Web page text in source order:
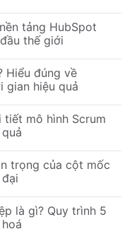
tảng HubSpot
thế giới
Hiểu đúng về
gian hiệu quả
tiết mô hình Scrum
trọng của cột mốc
là gì? Quy trình 5